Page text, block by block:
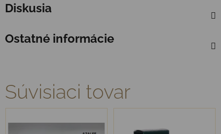
Diskusia
Ostatné informácie
Súvisiaci tovar